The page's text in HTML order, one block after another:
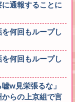
通報することに
何回もループし
何回もループし
w見栄張るな」
らの上京組で言